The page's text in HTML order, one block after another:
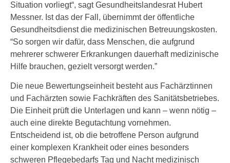
Situation vorliegt“, sagt Gesundheitslandesrat Hubert
Messner. Ist das der Fall, übernimmt der öffentliche
Gesundheitsdienst die medizinischen Betreuungskosten.
“So sorgen wir dafür, dass Menschen, die aufgrund
mehrerer schwerer Erkrankungen dauerhaft medizinische
Hilfe brauchen, gezielt versorgt werden.”
Die neue Bewertungseinheit besteht aus Fachärztinnen
und Fachärzten sowie Fachkräften des Sanitätsbetriebes.
Die Einheit prüft die Unterlagen und kann – wenn nötig –
auch eine direkte Begutachtung vornehmen.
Entscheidend ist, ob die betroffene Person aufgrund
einer komplexen Krankheit oder eines besonders
schweren Pflegebedarfs Tag und Nacht medizinisch